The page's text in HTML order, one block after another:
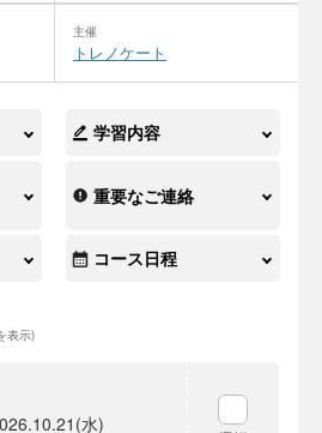
主催
トレノケート
学習内容
重要なご連絡
コース日程
表示)
水)